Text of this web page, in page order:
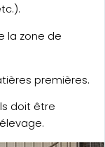
la zone de
premières.
doit être